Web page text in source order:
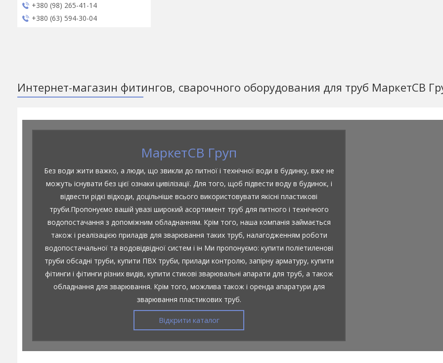
+380 (98) 265-41-14
+380 (63) 594-30-04
Интернет-магазин фитингов, сварочного оборудования для труб МаркетСВ
МаркетСВ Груп
Без води жити важко, а люди, що звикли до питної і технічної води в будинку, вже не
можуть існувати без цієї ознаки цивілізації. Для того, щоб підвести воду в будинок, і
відвести рідкі відходи, доцільніше всього використовувати якісні пластикові
труби.Пропонуємо вашій увазі широкий асортимент труб для питного і технічного
водопостачання з допоміжним обладнанням. Крім того, наша компанія займається
також і реалізацією приладів для зварювання таких труб, налагодженням роботи
водопостачальної та водовідвідної систем і ін Ми пропонуємо: купити поліетиленові
труби обсадні труби, купити ПВХ труби, прилади контролю, запірну арматуру, купити
фітинги і фітинги різних видів, купити стикові зварювальні апарати для труб, а також
обладнання для зварювання. Крім того, можлива також і оренда апаратури для
зварювання пластикових труб.
Відкрити каталог